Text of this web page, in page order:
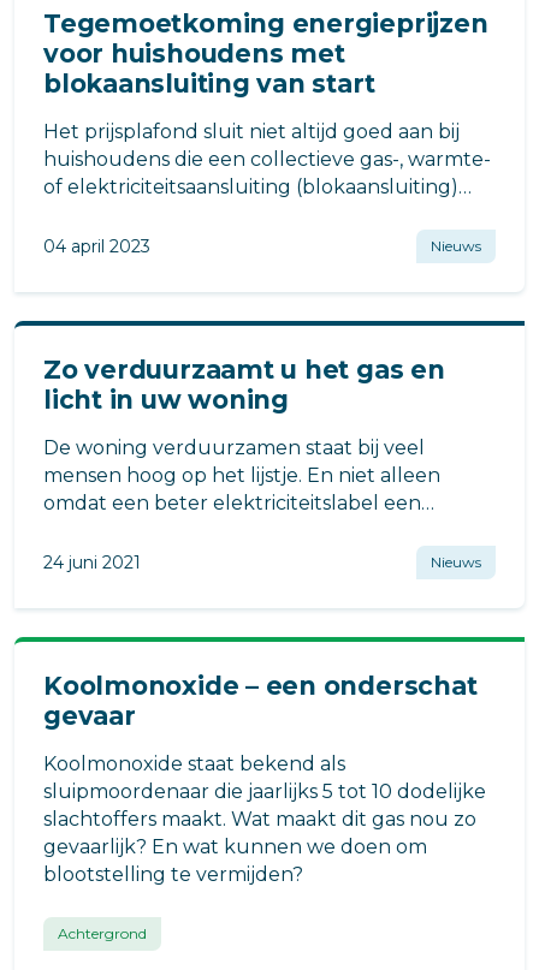
Tegemoetkoming energieprijzen
voor huishoudens met
blokaansluiting van start
Het prijsplafond sluit niet altijd goed aan bij
huishoudens die een collectieve gas-, warmte-
of elektriciteitsaansluiting (blokaansluiting)
04 april 2023 Nieuws
Zo verduurzaamt u het gas en
licht in uw woning
De woning verduurzamen staat bij veel
mensen hoog op het lijstje. En niet alleen
omdat een beter elektriciteitslabel een
24 juni 2021 Nieuws
Koolmonoxide – een onderschat
gevaar
Koolmonoxide staat bekend als
sluipmoordenaar die jaarlijks 5 tot 10 dodelijke
slachtoffers maakt. Wat maakt dit gas nou zo
gevaarlijk? En wat kunnen we doen om
blootstelling te vermijden?
Achtergrond